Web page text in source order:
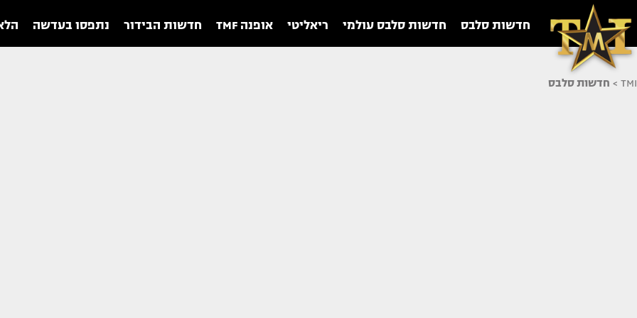
חדשות סלבס חדשות סלבס עולמי ריאליטי אופנה TMF חדשות הבידור נתפסו בעדשה
TMI
> חדשות סלבס